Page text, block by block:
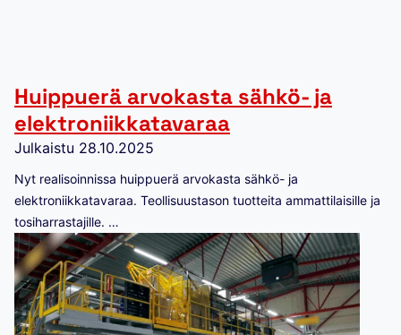
Huippuerä arvokasta sähkö- ja
elektroniikkatavaraa
Julkaistu 28.10.2025
Nyt realisoinnissa huippuerä arvokasta sähkö- ja
elektroniikkatavaraa. Teollisuustason tuotteita ammattilaisille ja
tosiharrastajille. …